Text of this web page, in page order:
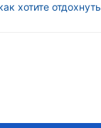
хотите отдохнуть